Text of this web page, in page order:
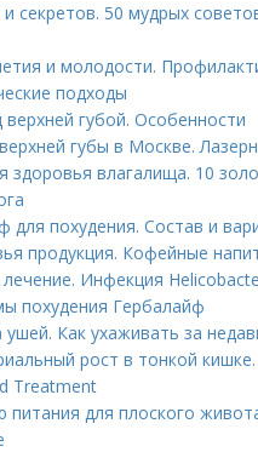
секретов. 50 мудрых
и молодости.
подходы
губой. Особенности
губы в Москве.
здоровья влагалища. 10
для похудения. Состав и
продукция. Кофейные
Инфекция
похудения Гербалайф
ушей. Как ухаживать за
рост в тонкой
Treatment
питания для плоского